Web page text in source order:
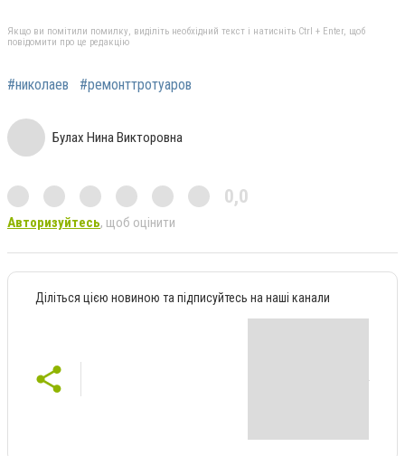
Якщо ви помітили помилку, виділіть необхідний текст і натисніть Ctrl + Enter, щоб
повідомити про це редакцію
#николаев #ремонттротуаров
Булах Нина Викторовна
0,0
Авторизуйтесь, щоб оцінити
Діліться цією новиною та підписуйтесь на наші канали